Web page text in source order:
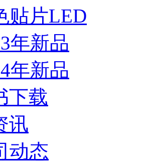
贴片LED
年新品
年新品
下载
讯
动态